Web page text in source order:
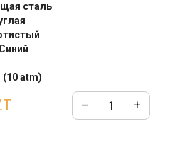
сталь
Синий
(10 atm)
– +